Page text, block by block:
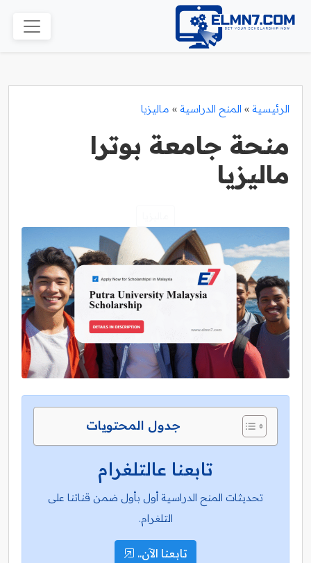
الرئيسية » المنح الدراسية » ماليزيا
منحة جامعة بوترا
ماليزيا
جدول المحتويات
تابعنا عالتلغرام
تحديثات المنح الدراسية أول بأول ضمن قناتنا على
التلغرام.
تابعنا الآن..